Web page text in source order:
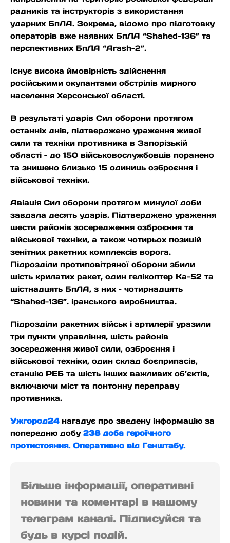
радників та інструкторів з використання
ударних БпЛА. Зокрема, відомо про підготовку
операторів вже наявних БпЛА “Shahed-136” та
перспективних БпЛА “Arash-2”.
Існує висока ймовірність здійснення
російськими окупантами обстрілів мирного
населення Херсонської області.
В результаті ударів Сил оборони протягом
останніх днів, підтверджено ураження живої
сили та техніки противника в Запорізькій
області – до 150 військовослужбовців поранено
та знищено близько 15 одиниць озброєння і
військової техніки.
Авіація Сил оборони протягом минулої доби
завдала десять ударів. Підтверджено ураження
шести районів зосередження озброєння та
військової техніки, а також чотирьох позицій
зенітних ракетних комплексів ворога.
Підрозділи протиповітряної оборони збили
шість крилатих ракет, один гелікоптер Ка-52 та
шістнадцять БпЛА, з них – чотирнадцять
“Shahed-136”. іранського виробництва.
Підрозділи ракетних військ і артилерії уразили
три пункти управління, шість районів
зосередження живої сили, озброєння і
військової техніки, один склад боєприпасів,
станцію РЕБ та шість інших важливих об’єктів,
включаючи міст та понтонну переправу
противника.
Ужгород24нагадує про зведену інформацію за
попередню добу 238 доба героїчного
протистояння. Оперативно від Генштабу.
Більше інформації, оперативні
новини та коментарі в нашому
телеграм каналі. Підписуйся та
будь в курсі подій.